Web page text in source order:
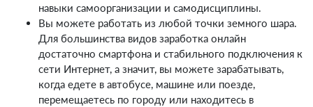
навыки самоорганизации и самодисциплины.
Вы можете работать из любой точки земного шара.
Для большинства видов заработка онлайн
достаточно смартфона и стабильного подключения к
сети Интернет, а значит, вы можете зарабатывать,
когда едете в автобусе, машине или поезде,
перемещаетесь по городу или находитесь в